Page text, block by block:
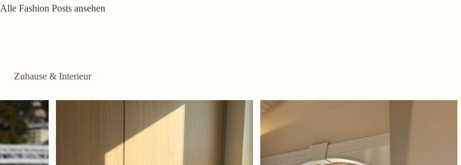
Alle Fashion Posts ansehen
Zuhause & Interieur